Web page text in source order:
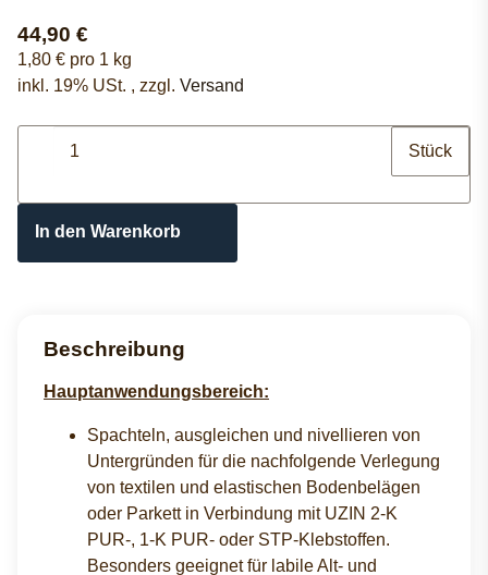
44,90 €
1,80 € pro 1 kg
inkl. 19% USt. , zzgl. Versand
Stück
In den Warenkorb
Beschreibung
Hauptanwendungsbereich:
Spachteln, ausgleichen und nivellieren von
Untergründen für die nachfolgende Verlegung
von textilen und elastischen Bodenbelägen
oder Parkett in Verbindung mit UZIN 2-K
PUR-, 1-K PUR- oder STP-Klebstoffen.
Besonders geeignet für labile Alt- und